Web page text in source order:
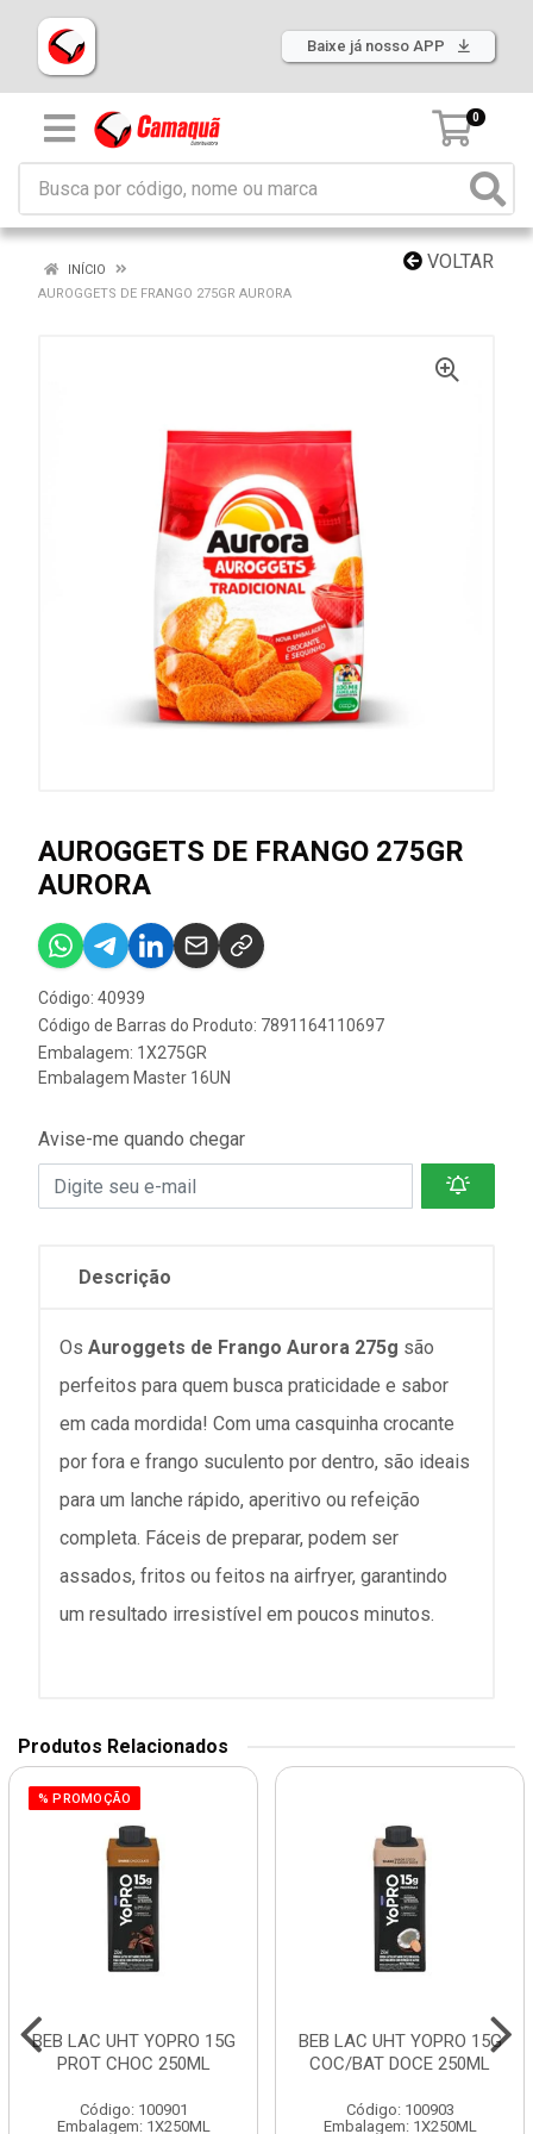
Baixe já nosso APP
0
VOLTAR
INÍCIO
AUROGGETS DE FRANGO 275GR AURORA
AUROGGETS DE FRANGO 275GR
AURORA
Código: 40939
Código de Barras do Produto: 7891164110697
Embalagem: 1X275GR
Embalagem Master 16UN
Avise-me quando chegar
Descrição
Os Auroggets de Frango Aurora 275g são
perfeitos para quem busca praticidade e sabor
em cada mordida! Com uma casquinha crocante
por fora e frango suculento por dentro, são ideais
para um lanche rápido, aperitivo ou refeição
completa. Fáceis de preparar, podem ser
assados, fritos ou feitos na airfryer, garantindo
um resultado irresistível em poucos minutos.
Produtos Relacionados
% PROMOÇÃO
BEB LAC UHT YOPRO 15G
PROT CHOC 250ML
Código: 100901
Embalagem: 1X250ML
BEB LAC UHT YOPRO 15G
COC/BAT DOCE 250ML
Código: 100903
Embalagem: 1X250ML